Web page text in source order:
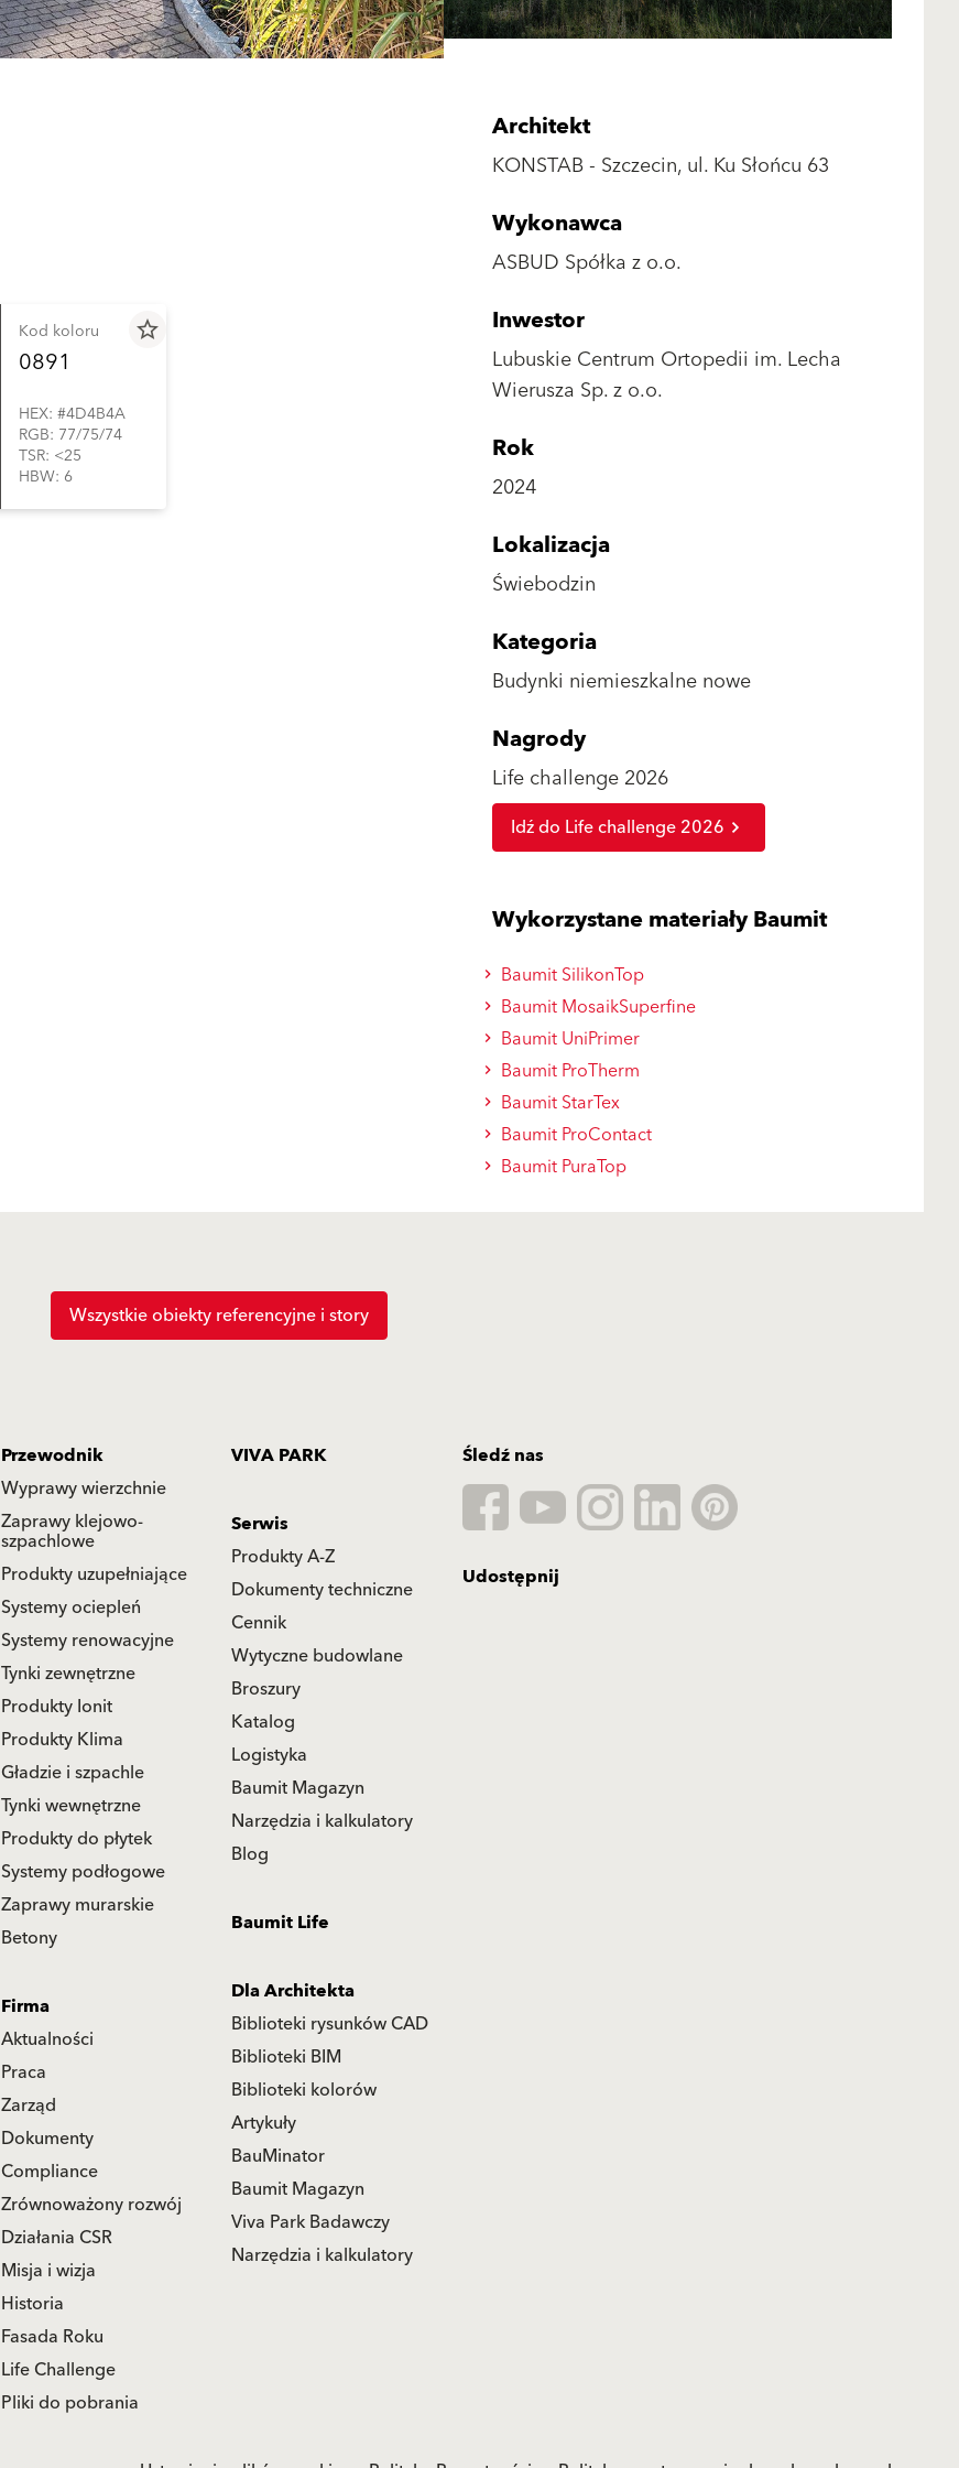
star_border
Kod koloru
0891
HEX: #4D4B4A
RGB: 77/75/74
TSR: <25
HBW: 6
Architekt
KONSTAB - Szczecin, ul. Ku Słońcu 63
Wykonawca
ASBUD Spółka z o.o.
Inwestor
Lubuskie Centrum Ortopedii im. Lecha
Wierusza Sp. z o.o.
Rok
2024
Lokalizacja
Świebodzin
Kategoria
Budynki niemieszkalne nowe
Nagrody
Life challenge 2026
Idź do Life challenge 2026
Wykorzystane materiały Baumit
Baumit SilikonTop
Baumit MosaikSuperfine
Baumit UniPrimer
Baumit ProTherm
Baumit StarTex
Baumit ProContact
Baumit PuraTop
Wszystkie obiekty referencyjne i story
Przewodnik
Wyprawy wierzchnie
Zaprawy klejowo-
szpachlowe
Produkty uzupełniające
Systemy ociepleń
Systemy renowacyjne
Tynki zewnętrzne
Produkty Ionit
Produkty Klima
Gładzie i szpachle
Tynki wewnętrzne
Produkty do płytek
Systemy podłogowe
Zaprawy murarskie
Betony
VIVA PARK
Serwis
Produkty A-Z
Dokumenty techniczne
Cennik
Wytyczne budowlane
Broszury
Katalog
Logistyka
Baumit Magazyn
Narzędzia i kalkulatory
Blog
Baumit Life
Dla Architekta
Biblioteki rysunków CAD
Biblioteki BIM
Biblioteki kolorów
Artykuły
BauMinator
Baumit Magazyn
Viva Park Badawczy
Narzędzia i kalkulatory
Firma
Aktualności
Praca
Zarząd
Dokumenty
Compliance
Zrównoważony rozwój
Działania CSR
Misja i wizja
Historia
Fasada Roku
Life Challenge
Pliki do pobrania
Śledź nas
Udostępnij